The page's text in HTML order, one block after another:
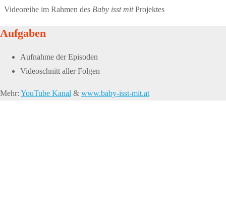
Videoreihe im Rahmen des Baby isst mitProjektes
Aufgaben
Aufnahme der Episoden
Videoschnitt aller Folgen
Mehr: YouTube Kanal & www.baby-isst-mit.at